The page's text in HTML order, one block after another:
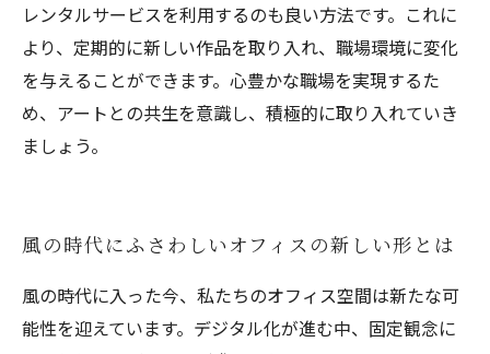
レンタルサービスを利用するのも良い方法です。これに
より、定期的に新しい作品を取り入れ、職場環境に変化
を与えることができます。心豊かな職場を実現するた
め、アートとの共生を意識し、積極的に取り入れていき
ましょう。
風の時代にふさわしいオフィスの新しい形とは
風の時代に入った今、私たちのオフィス空間は新たな可
能性を迎えています。デジタル化が進む中、固定観念に